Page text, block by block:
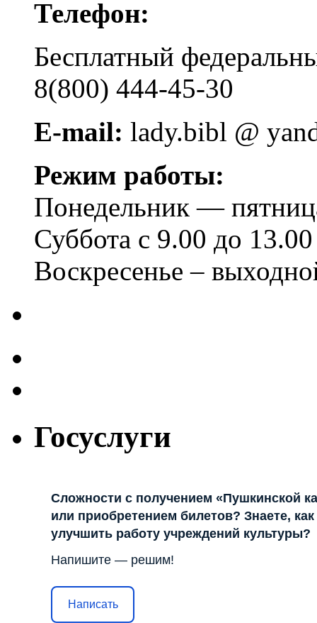
Телефон:
Бесплатный
8(800) 444-45-30
E-mail: lady.bibl @
Режим работы:
Понедельник —
Суббота с 9.00 до 13.00
Воскресенье –
Госуслуги
Сложности с получением «Пушкинской
или приобретением билетов? Знаете, как
улучшить работу учреждений культуры?
Напишите — решим!
Написать